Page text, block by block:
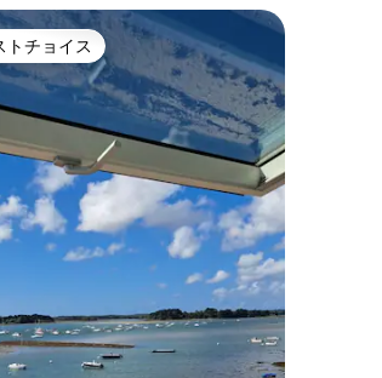
4.97つ星の平均評価
のゲストチョイスです。
トチョイス